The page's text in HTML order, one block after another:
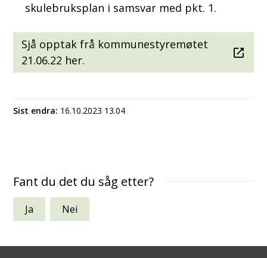
skulebruksplan i samsvar med pkt. 1.
Sjå opptak frå kommunestyremøtet
21.06.22 her.
Sist endra 16.10.2023 13.04
Fant du det du såg etter?
Ja Nei